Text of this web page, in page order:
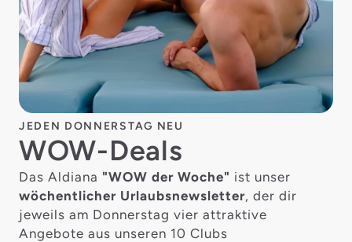
JEDEN DONNERSTAG NEU
WOW-Deals
Das Aldiana "WOW der Woche" ist unser
wöchentlicher Urlaubsnewsletter, der dir
jeweils am Donnerstag vier attraktive
Angebote aus unseren 10 Clubs